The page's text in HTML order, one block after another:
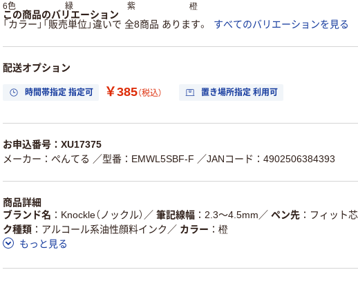
6色 緑 紫 橙
この商品のバリエーション
「カラー」「販売単位」違いで 全8商品 あります。
すべてのバリエーションを見る
配送オプション
時間帯指定 指定可 ￥385（税込） 置き場所指定 利用可
お申込番号：XU17375
メーカー：ぺんてる ／型番：EMWL5SBF-F ／JANコード：4902506384393
商品詳細
ブランド名
Knockle（ノックル） ／ 筆記線幅 2.3～4.5mm ／ ペン先 フィット芯
ク種類
アルコール系油性顔料インク ／ カラー
橙
もっと見る